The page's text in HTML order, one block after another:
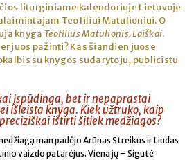
liturginiame kalendoriuje Lietuvoje
Teofiliui Matulioniui. O
knyga Teofilius Matulionis. Laiškai.
juos pažinti? Kas šiandien juose
su knygos sudarytoju, publicistu
įspūdinga, bet ir nepaprastai
išleista knyga. Kiek užtruko, kaip
ištirti šitiek medžiagos?
man padėjo Arūnas Streikus ir Liudas
vaizdo patarėjus. Viena jų – Sigutė